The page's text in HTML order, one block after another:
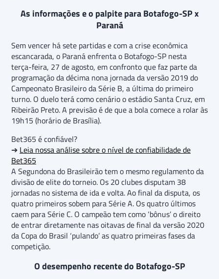
As informações e o palpite para Botafogo-SP x
Paraná
Sem vencer há sete partidas e com a crise econômica
escancarada, o Paraná enfrenta o Botafogo-SP nesta
terça-feira, 27 de agosto, em confronto que faz parte da
programação da décima nona jornada da versão 2019 do
Campeonato Brasileiro da Série B, a última do primeiro
turno. O duelo terá como cenário o estádio Santa Cruz, em
Ribeirão Preto. A previsão é de que a bola comece a rolar às
19h15 (horário de Brasília).
Bet365 é confiável?
➔ Leia nossa análise sobre o nível de confiabilidade de
Bet365
A Segundona do Brasileirão tem o mesmo regulamento da
divisão de elite do torneio. Os 20 clubes disputam 38
jornadas no sistema de ida e volta. Ao final da disputa, os
quatro primeiros sobem para Série A. Os quatro últimos
caem para Série C. O campeão tem como ‘bônus’ o direito
de entrar diretamente nas oitavas de final da versão 2020
da Copa do Brasil ‘pulando’ as quatro primeiras fases da
competição.
O desempenho recente do Botafogo-SP